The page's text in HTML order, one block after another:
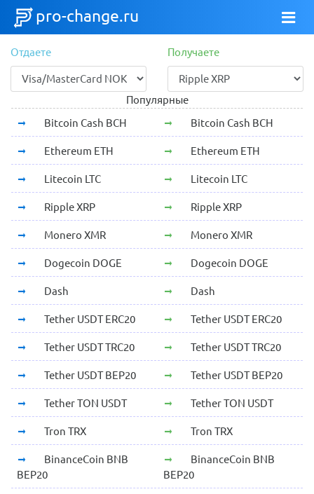
pro-change.ru
Отдаете Получаете
Популярные
Bitcoin Cash BCH
Bitcoin Cash BCH
Ethereum ETH Ethereum ETH
Litecoin LTC Litecoin LTC
Ripple XRP Ripple XRP
Monero XMR Monero XMR
Dogecoin DOGE Dogecoin DOGE
Dash Dash
Tether USDT ERC20 Tether USDT ERC20
Tether USDT TRC20 Tether USDT TRC20
Tether USDT BEP20 Tether USDT BEP20
Tether TON USDT Tether TON USDT
Tron TRX Tron TRX
BinanceCoin BNB
BEP20
BinanceCoin BNB
BEP20